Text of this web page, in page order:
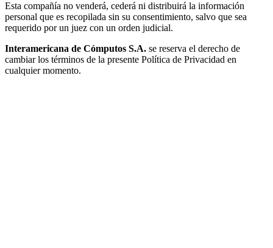
Esta compañía no venderá, cederá ni distribuirá la información
personal que es recopilada sin su consentimiento, salvo que sea
requerido por un juez con un orden judicial.
Interamericana de Cómputos S.A. se reserva el derecho de
cambiar los términos de la presente Política de Privacidad en
cualquier momento.